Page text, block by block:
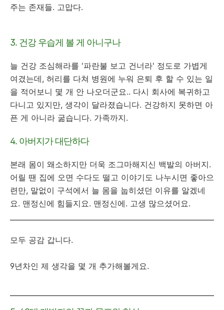
주는 존재들. 고맙다.
3. 건강 우습게 볼 게 아니구나
늘 건강 조심해라를 '파란불 보고 건너라' 정도로 가볍게
여겼는데, 허리를 다쳐 병원에 누워 은퇴 후 할 수 있는 일
을 적어보니 몇 개 안 나오더군요.. 다시 회사에 복귀하고
다니고 있지만, 생각이 달라졌습니다. 건강하지 못하면 아
픈 게 아니라 굶습니다. 가족까지.
4. 아버지가 대단하다
본래 몸이 왜소하지만 더욱 조그마해지신 백발의 아버지.
어릴 땐 집에 오면 수다도 떨고 이야기도 나누시면 좋아으
련만, 말없이 구석에서 늘 몸을 눕히셨던 이유를 알겠네
요. 맨정신에 힘들지요. 맨정신에. 고생 많으셨어요.
모두 공감 갑니다.
9년차인 제 생각을 몇 개 추가해볼게요.